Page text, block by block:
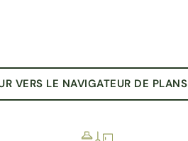
VERS LE NAVIGATEUR DE PLANS